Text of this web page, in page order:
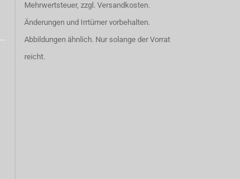
Mehrwertsteuer, zzgl. Versandkosten.
Änderungen und Irrtümer vorbehalten.
Abbildungen ähnlich. Nur solange der Vorrat
reicht.